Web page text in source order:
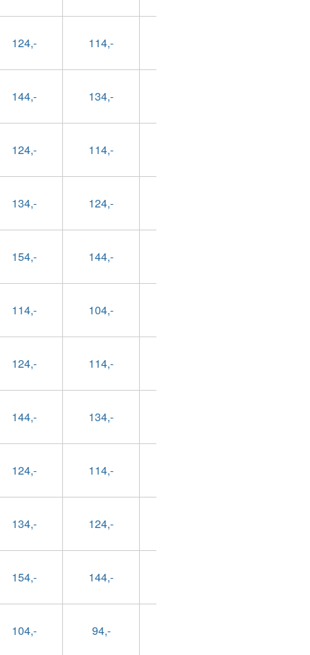
124,- 114,-
144,- 134,-
124,- 114,-
134,- 124,-
154,- 144,-
114,- 104,-
124,- 114,-
144,- 134,-
124,- 114,-
134,- 124,-
154,- 144,-
104,- 94,-